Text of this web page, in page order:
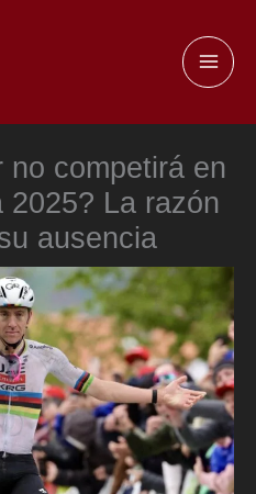
no competirá en
2025? La razón
ausencia